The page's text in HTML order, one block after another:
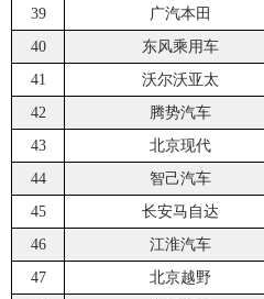
39
广汽本田
40
东风乘用车
41
沃尔沃亚太
42
腾势汽车
43
北京现代
44
智己汽车
45
长安马自达
46
江淮汽车
47
北京越野